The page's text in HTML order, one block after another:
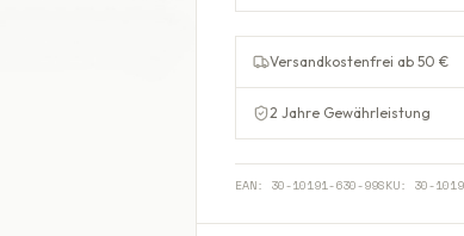
Versandkostenfrei ab 50 €
2 Jahre Gewährleistung
EAN: 30-10191-630-99SKU: 30-